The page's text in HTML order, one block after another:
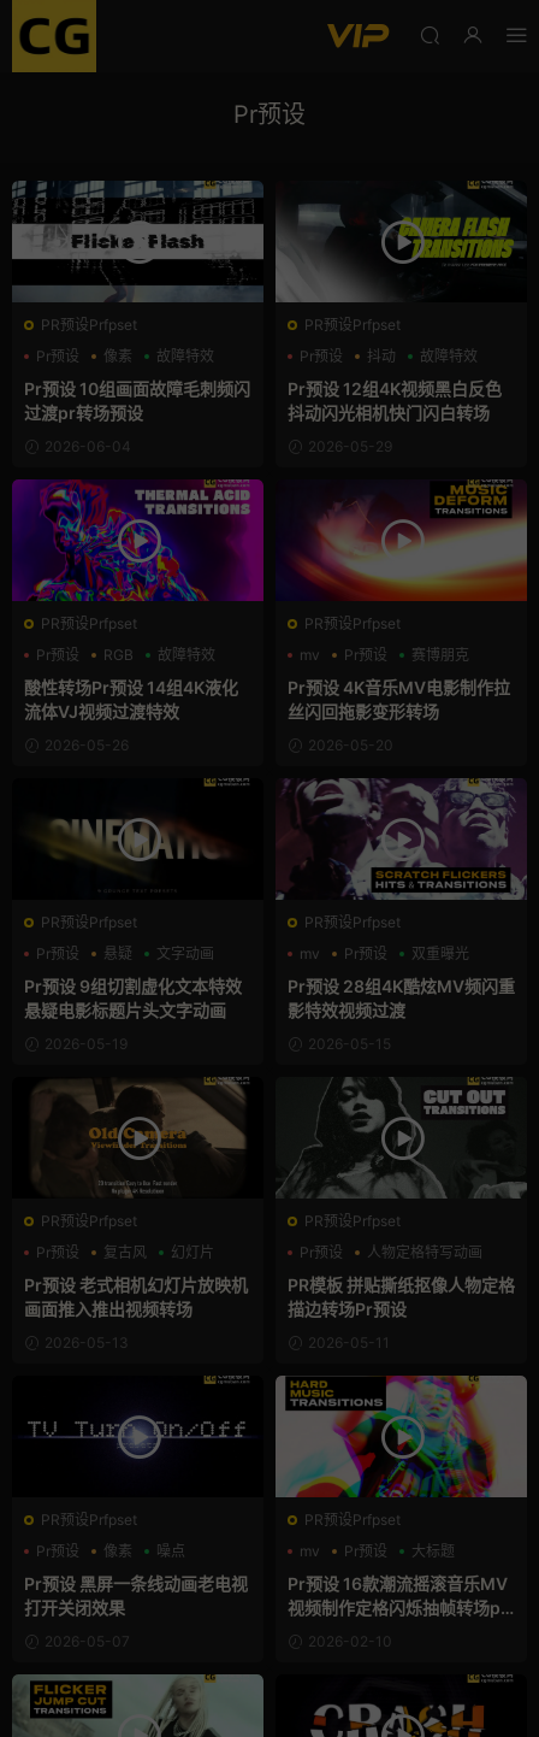
Pr预设
PR预设Prfpset
Pr预设
像素 故障特效
Pr预设 10组画面故障毛刺频闪
过渡pr转场预设
2026-06-04
PR预设Prfpset
Pr预设
抖动 故障特效
Pr预设 12组4K视频黑白反色
抖动闪光相机快门闪白转场
2026-05-29
PR预设Prfpset
Pr预设
RGB 故障特效
酸性转场Pr预设 14组4K液化
流体VJ视频过渡特效
2026-05-26
PR预设Prfpset
mv
Pr预设 赛博朋克
Pr预设 4K音乐MV电影制作拉
丝闪回拖影变形转场
2026-05-20
PR预设Prfpset
Pr预设
悬疑 文字动画
Pr预设 9组切割虚化文本特效
悬疑电影标题片头文字动画
2026-05-19
PR预设Prfpset
mv
Pr预设 双重曝光
Pr预设 28组4K酷炫MV频闪重
影特效视频过渡
2026-05-15
PR预设Prfpset
Pr预设
复古风 幻灯片
Pr预设 老式相机幻灯片放映机
画面推入推出视频转场
2026-05-13
PR预设Prfpset
Pr预设
人物定格特写动画
复古风
PR模板 拼贴撕纸抠像人物定格
描边转场Pr预设
2026-05-11
PR预设Prfpset
Pr预设
像素 噪点
Pr预设 黑屏一条线动画老电视
打开关闭效果
2026-05-07
PR预设Prfpset
mv
Pr预设 大标题
Pr预设 16款潮流摇滚音乐MV
视频制作定格闪烁抽帧转场pr
模板2026-02-10